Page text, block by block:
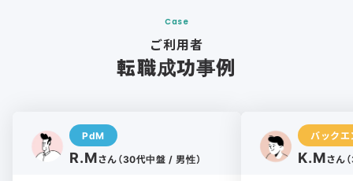
Case
ご利用者
転職成功事例
PdM
R.Mさん（30代中盤 / 男性）
バック
K.Mさん